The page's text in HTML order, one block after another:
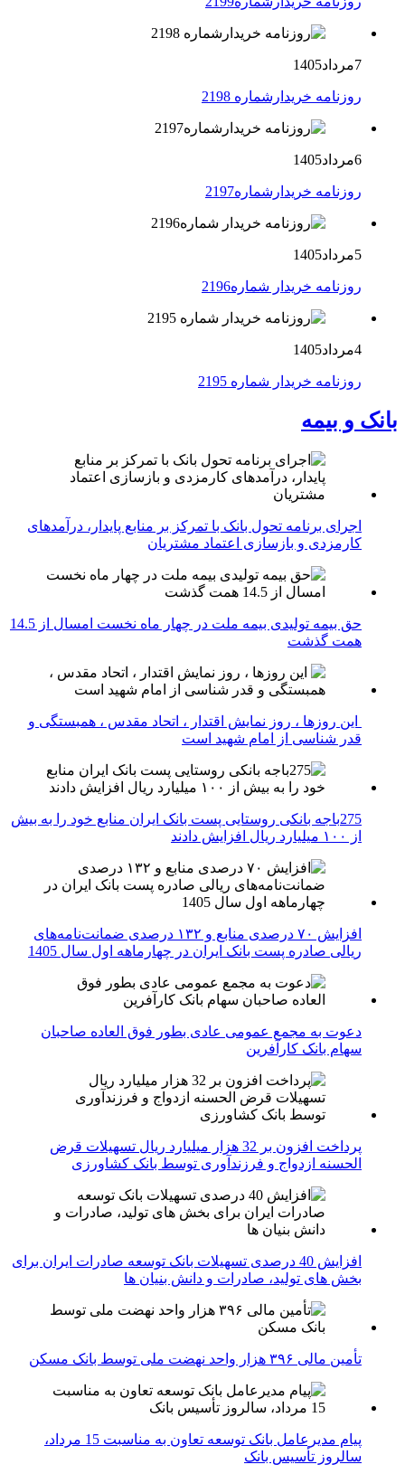
7مرداد1405
روزنامه خریدارشماره 2198
6مرداد1405
روزنامه خریدارشماره2197
5مرداد1405
روزنامه خریدار شماره2196
4مرداد1405
روزنامه خریدار شماره 2195
بانک و بیمه
اجرای برنامه تحول بانک با تمرکز بر منابع پایدار، درآمدهای
کارمزدی و بازسازی اعتماد مشتریان
حق بیمه تولیدی بیمه ملت در چهار ماه نخست امسال از 14.5
همت گذشت
این روزها ، روز نمایش اقتدار ، اتحاد مقدس ، همبستگی و
قدر شناسی از امام شهید است
275باجه بانکی روستایی پست بانک ایران منابع خود را به بیش
از ۱۰۰ میلیارد ریال افزایش دادند
افزایش ۷۰ درصدی منابع و ۱۳۲ درصدی ضمانت‌نامه‌های
ریالی صادره پست بانک ایران در چهارماهه اول سال 1405
دعوت به مجمع عمومی عادی بطور فوق العاده صاحبان
سهام بانک کارآفرین
پرداخت افزون بر 32 هزار میلیارد ریال تسهیلات قرض
الحسنه ازدواج و فرزندآوری توسط بانک کشاورزی
افزایش 40 درصدی تسهیلات بانک توسعه صادرات ایران برای
بخش های تولید، صادرات و دانش بنیان ها
تأمین مالی ۳۹۶ هزار واحد نهضت ملی توسط بانک مسکن
پیام مدیرعامل بانک توسعه تعاون به مناسبت 15 مرداد،
سالروز تأسیس بانک